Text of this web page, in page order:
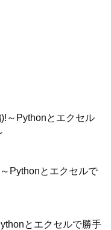
～Pythonとエクセル
Pythonとエクセルで
とエクセルで勝手